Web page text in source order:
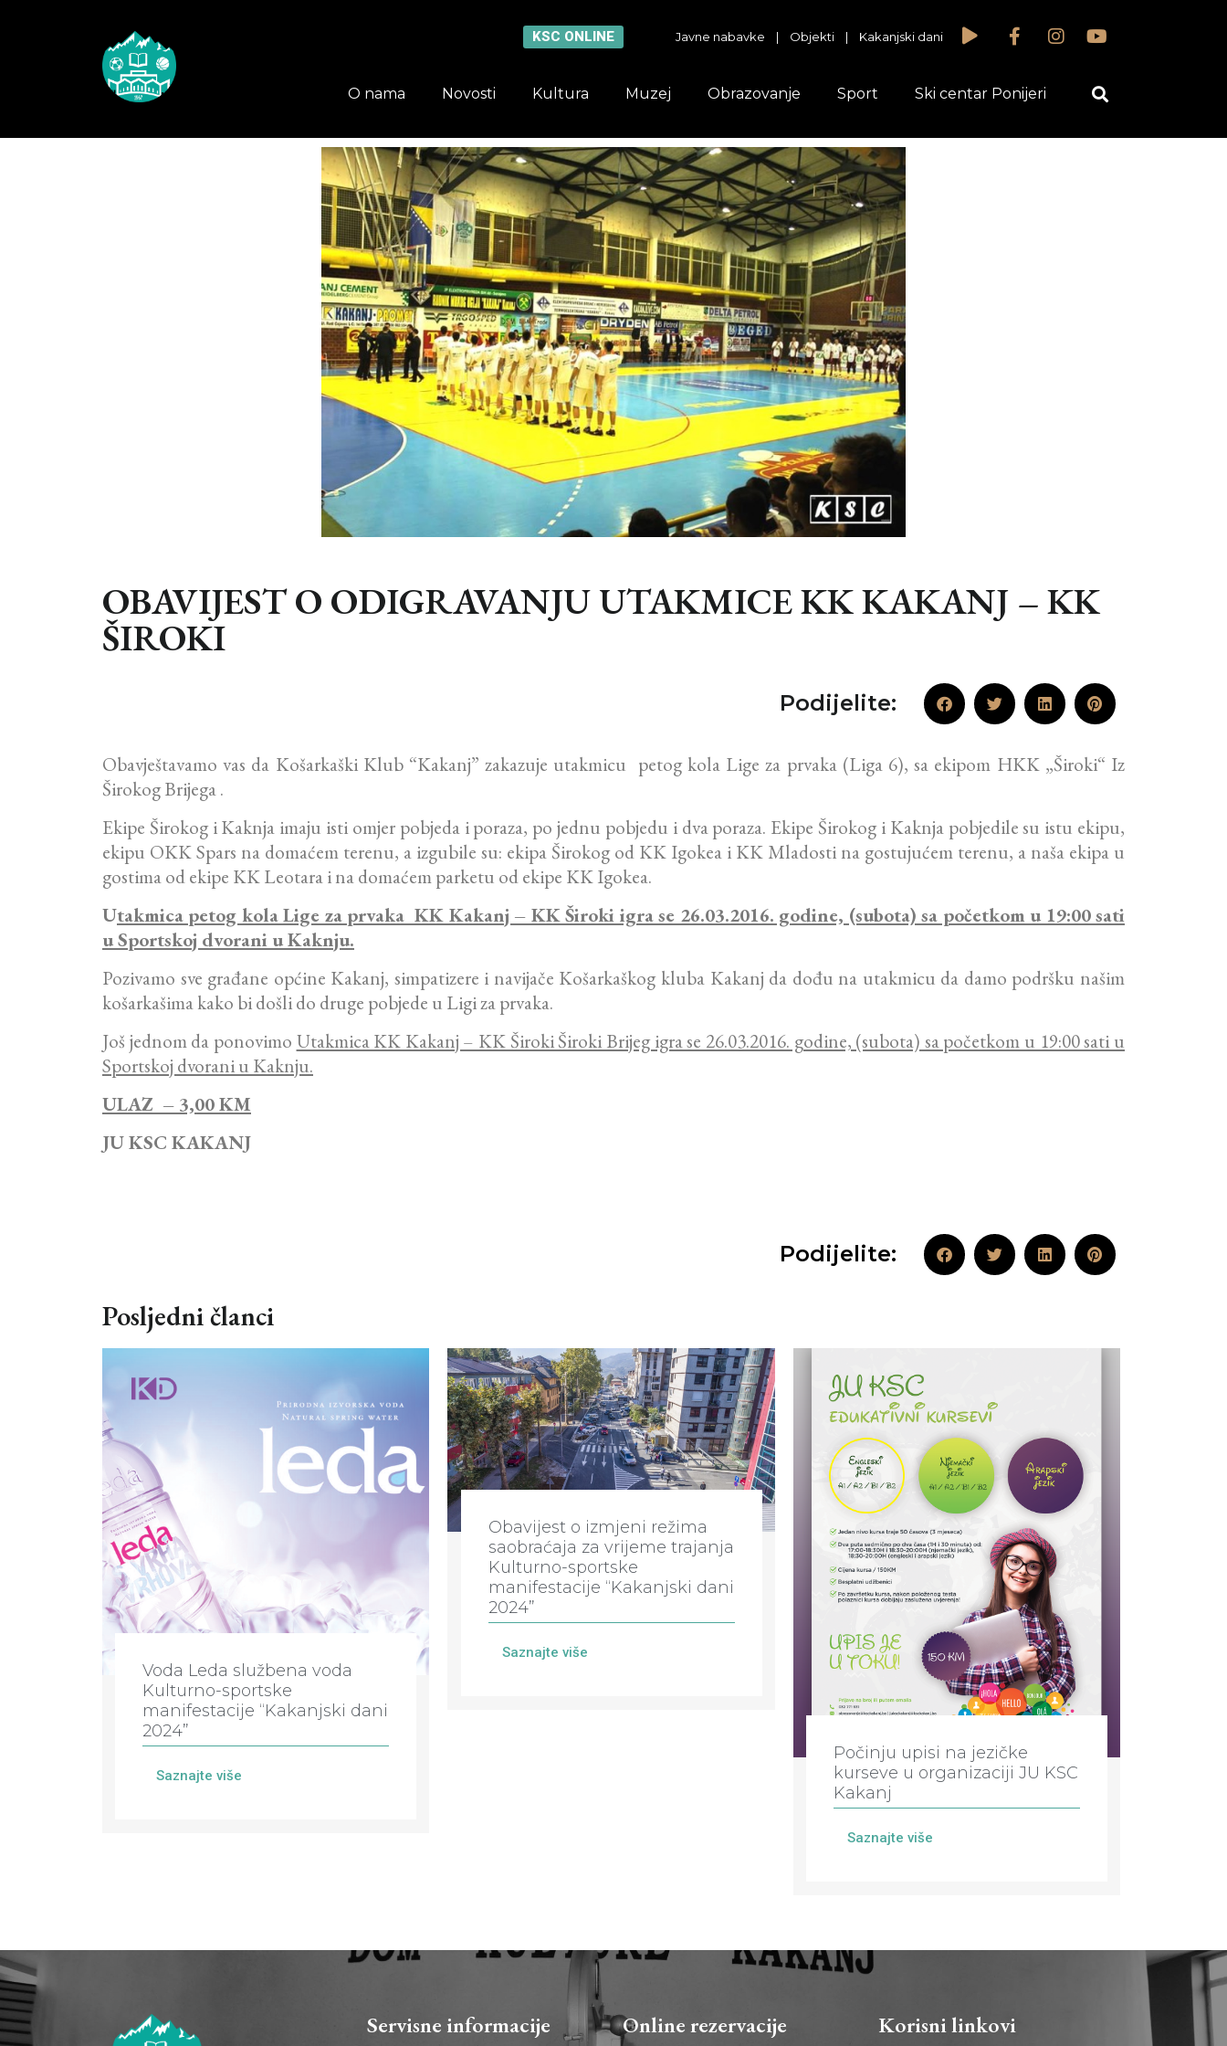
KSC ONLINE Javne nabavke | Objekti | Kakanjski dani
O nama Novosti Kultura Muzej Obrazovanje Sport Ski centar Ponijeri
OBAVIJEST O ODIGRAVANJU UTAKMICE KK KAKANJ – KK
ŠIROKI
Podijelite:
Obavještavamo vas da Košarkaški Klub “Kakanj” zakazuje utakmicu petog kola Lige za prvaka (Liga 6), sa ekipom HKK „Široki“ Iz
Širokog Brijega .
Ekipe Širokog i Kaknja imaju isti omjer pobjeda i poraza, po jednu pobjedu i dva poraza. Ekipe Širokog i Kaknja pobjedile su istu ekipu,
ekipu OKK Spars na domaćem terenu, a izgubile su: ekipa Širokog od KK Igokea i KK Mladosti na gostujućem terenu, a naša ekipa u
gostima od ekipe KK Leotara i na domaćem parketu od ekipe KK Igokea.
Utakmica petog kola Lige za prvaka KK Kakanj – KK Široki igra se 26.03.2016. godine, (subota) sa početkom u 19:00 sati
u Sportskoj dvorani u Kaknju.
Pozivamo sve građane općine Kakanj, simpatizere i navijače Košarkaškog kluba Kakanj da dođu na utakmicu da damo podršku našim
košarkašima kako bi došli do druge pobjede u Ligi za prvaka.
Još jednom da ponovimo Utakmica KK Kakanj – KK Široki Široki Brijeg igra se 26.03.2016. godine, (subota) sa početkom u 19:00 sati u
Sportskoj dvorani u Kaknju.
ULAZ – 3,00 KM
JU KSC KAKANJ
Podijelite:
Posljedni članci
Voda Leda službena voda
Kulturno-sportske
manifestacije “Kakanjski dani
2024”
Saznajte više
Obavijest o izmjeni režima
saobraćaja za vrijeme trajanja
Kulturno-sportske
manifestacije “Kakanjski dani
2024”
Saznajte više
Počinju upisi na jezičke
kurseve u organizaciji JU KSC
Kakanj
Saznajte više
Servisne informacije Online rezervacije Korisni linkovi